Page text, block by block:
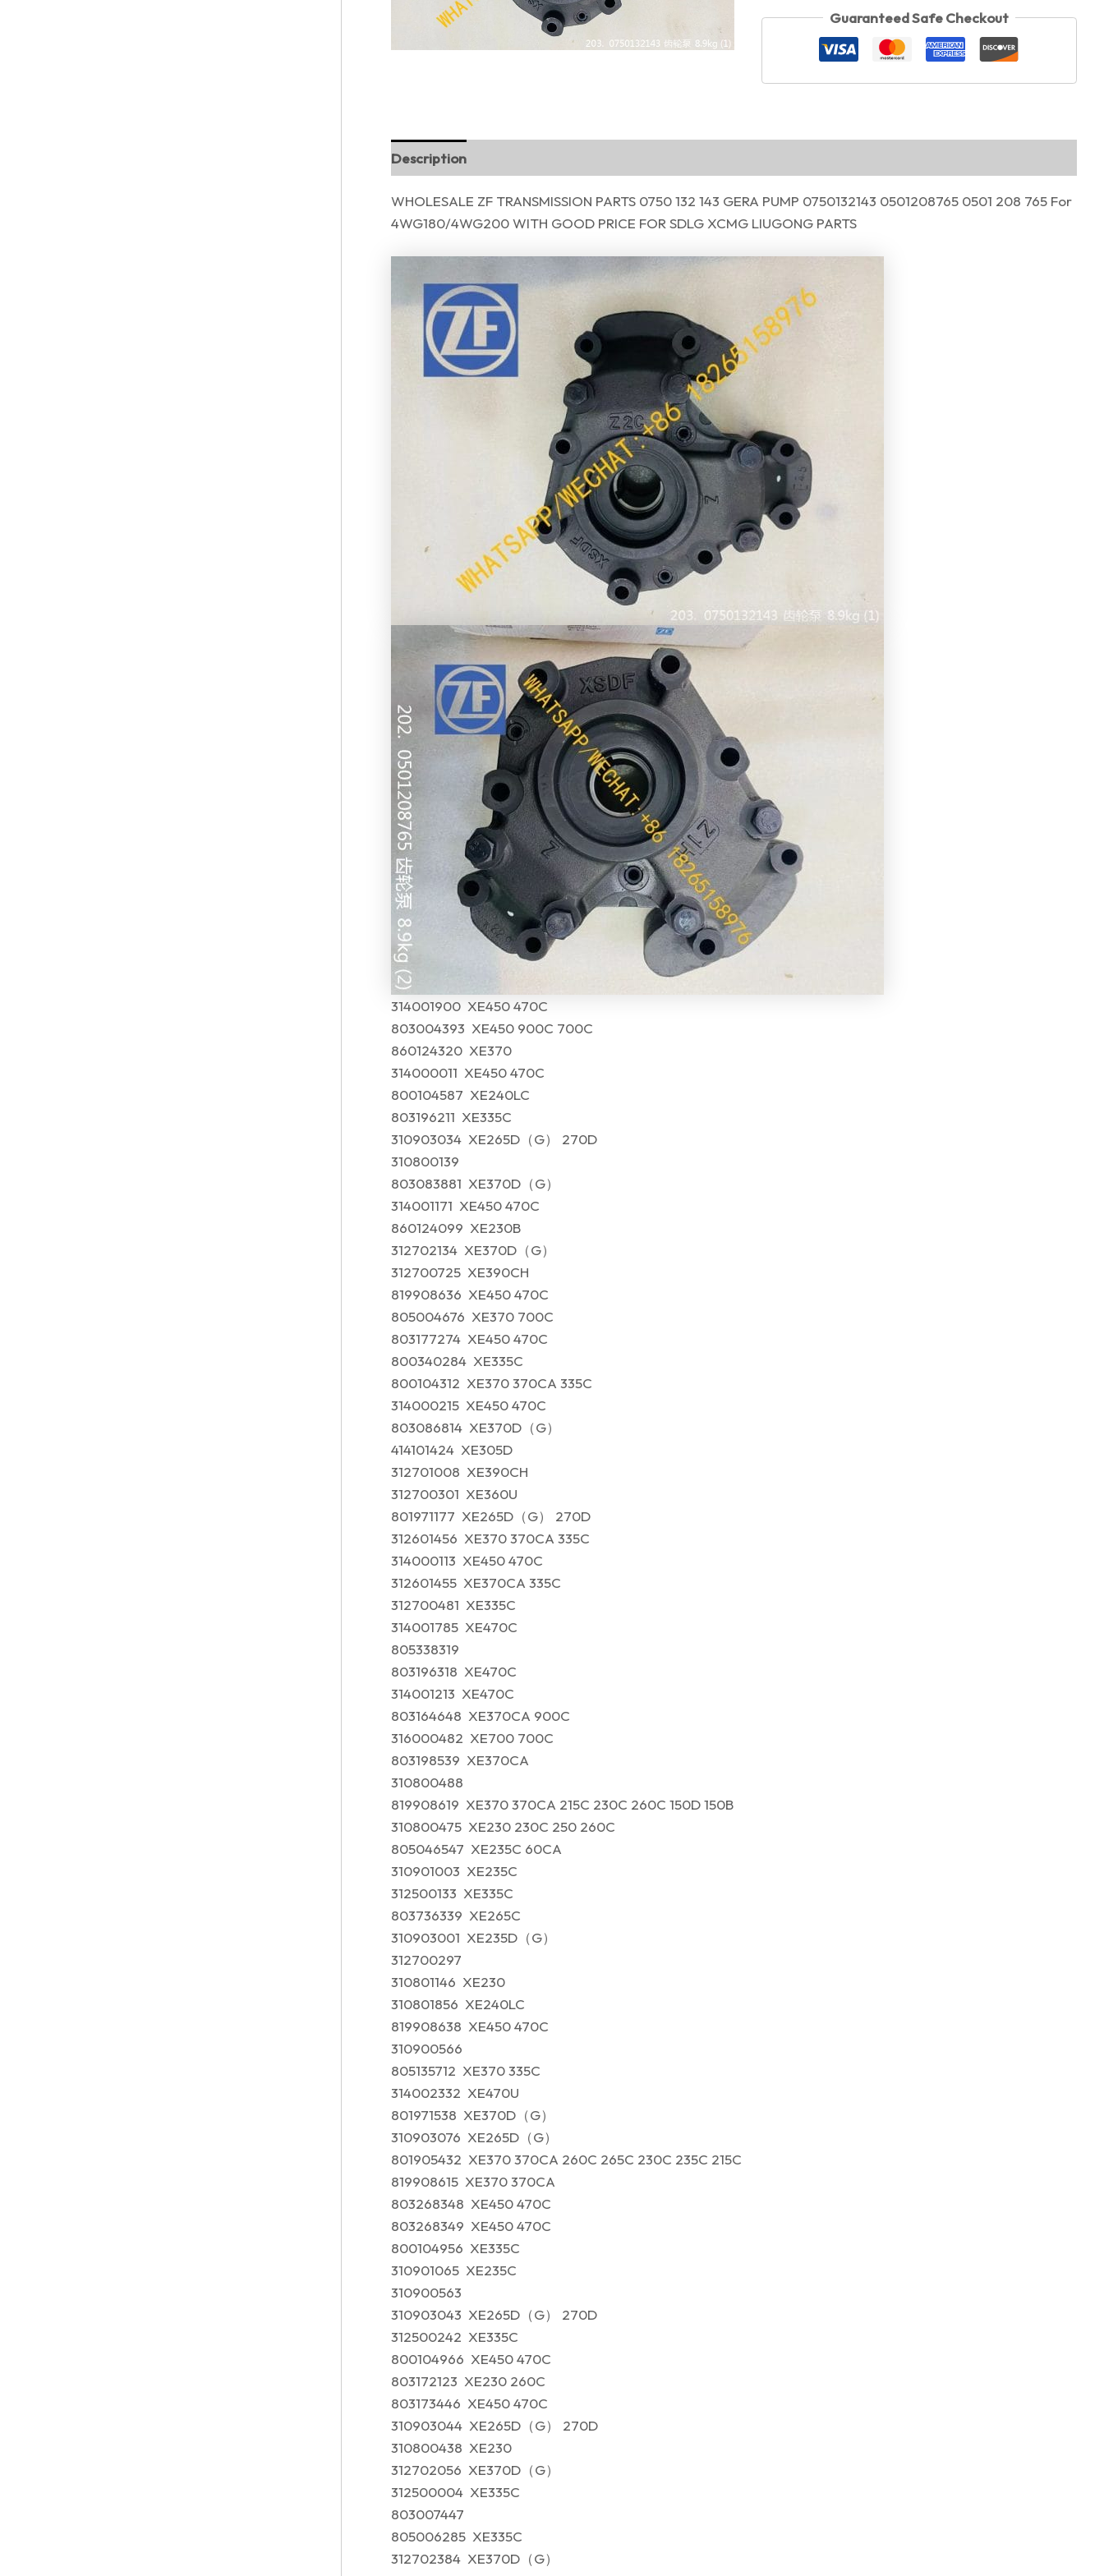
Guaranteed Safe Checkout
Description
WHOLESALE ZF TRANSMISSION PARTS 0750 132 143 GERA PUMP 0750132143 0501208765 0501 208 765 For
4WG180/4WG200 WITH GOOD PRICE FOR SDLG XCMG LIUGONG PARTS
314001900 XE450 470C
803004393 XE450 900C 700C
860124320 XE370
314000011 XE450 470C
800104587 XE240LC
803196211 XE335C
310903034 XE265D（G） 270D
310800139
803083881 XE370D（G）
314001171 XE450 470C
860124099 XE230B
312702134 XE370D（G）
312700725 XE390CH
819908636 XE450 470C
805004676 XE370 700C
803177274 XE450 470C
800340284 XE335C
800104312 XE370 370CA 335C
314000215 XE450 470C
803086814 XE370D（G）
414101424 XE305D
312701008 XE390CH
312700301 XE360U
801971177 XE265D（G） 270D
312601456 XE370 370CA 335C
314000113 XE450 470C
312601455 XE370CA 335C
312700481 XE335C
314001785 XE470C
805338319
803196318 XE470C
314001213 XE470C
803164648 XE370CA 900C
316000482 XE700 700C
803198539 XE370CA
310800488
819908619 XE370 370CA 215C 230C 260C 150D 150B
310800475 XE230 230C 250 260C
805046547 XE235C 60CA
310901003 XE235C
312500133 XE335C
803736339 XE265C
310903001 XE235D（G）
312700297
310801146 XE230
310801856 XE240LC
819908638 XE450 470C
310900566
805135712 XE370 335C
314002332 XE470U
801971538 XE370D（G）
310903076 XE265D（G）
801905432 XE370 370CA 260C 265C 230C 235C 215C
819908615 XE370 370CA
803268348 XE450 470C
803268349 XE450 470C
800104956 XE335C
310901065 XE235C
310900563
310903043 XE265D（G） 270D
312500242 XE335C
800104966 XE450 470C
803172123 XE230 260C
803173446 XE450 470C
310903044 XE265D（G） 270D
310800438 XE230
312702056 XE370D（G）
312500004 XE335C
803007447
805006285 XE335C
312702384 XE370D（G）